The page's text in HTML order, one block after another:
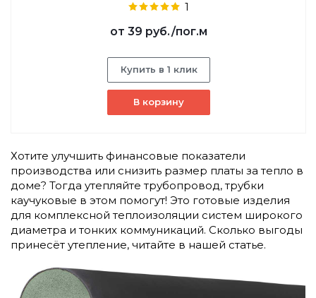
1
от 39 руб./пог.м
Купить в 1 клик
В корзину
Хотите улучшить финансовые показатели
производства или снизить размер платы за тепло в
доме? Тогда утепляйте трубопровод, трубки
каучуковые в этом помогут! Это готовые изделия
для комплексной теплоизоляции систем широкого
диаметра и тонких коммуникаций. Сколько выгоды
принесёт утепление, читайте в нашей статье.